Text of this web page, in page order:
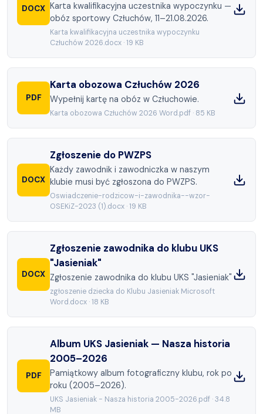
DOCX Karta kwalifikacyjna uczestnika wypoczynku —
obóz sportowy Człuchów, 11–21.08.2026.
Karta kwalifikacyjna uczestnika wypoczynku
Człuchów 2026.docx ·19 KB
PDF
Karta obozowa Człuchów 2026
Wypełnij kartę na obóz w Człuchowie.
Karta obozowa Człuchów 2026 Word.pdf · 85 KB
DOCX
Zgłoszenie do PWZPS
Każdy zawodnik i zawodniczka w naszym
klubie musi być zgłoszona do PWZPS.
Oswiadczenie-rodzicow-i-zawodnika--wzor-
OSEKiZ-2023 (1).docx ·19 KB
DOCX
Zgłoszenie zawodnika do klubu UKS
"Jasieniak"
Zgłoszenie zawodnika do klubu UKS "Jasieniak"
zgłoszenie dziecka do Klubu Jasieniak Microsoft
Word.docx ·18 KB
PDF
Album UKS Jasieniak — Nasza historia
2005–2026
Pamiątkowy album fotograficzny klubu, rok po
roku (2005–2026).
UKS Jasieniak - Nasza historia 2005-2026.pdf ·34.8
MB